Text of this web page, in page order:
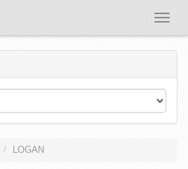
Toggle
LOGAN